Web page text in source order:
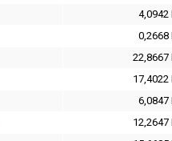
4,0942
0,2668
22,8667
17,4022
6,0847
12,2647